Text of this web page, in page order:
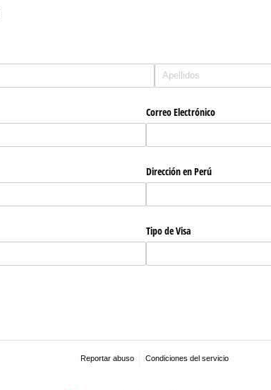
Correo Electrónico
Dirección en Perú
Tipo de Visa
Reportar abuso Condiciones del servicio